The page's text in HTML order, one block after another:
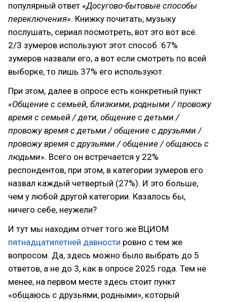
популярный ответ «Досугово-бытовые способы
переключения». Книжку почитать, музыку
послушать, сериал посмотреть, вот это вот всё.
2/3 зумеров используют этот способ. 67%
зумеров назвали его, а вот если смотреть по всей
выборке, то лишь 37% его используют.
При этом, далее в опросе есть конкретный пункт
«Общение с семьей, близкими, родными / провожу
время с семьей / дети, общение с детьми /
провожу время с детьми / общение с друзьями /
провожу время с друзьями / общение / общаюсь с
людьми». Всего он встречается у 22%
респондентов, при этом, в категории зумеров его
назвал каждый четвертый (27%). И это больше,
чем у любой другой категории. Казалось бы,
ничего себе, неужели?
И тут мы находим отчет того же ВЦИОМ
пятнадцатилетней давности ровно с тем же
вопросом. Да, здесь можно было выбрать до 5
ответов, а не до 3, как в опросе 2025 года. Тем не
менее, на первом месте здесь стоит пункт
«общаюсь с друзьями, родными», который